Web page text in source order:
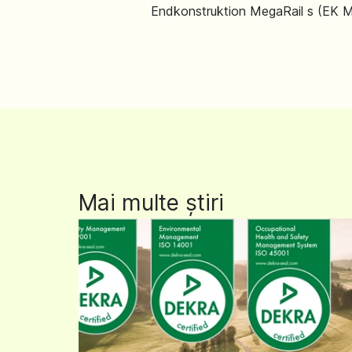
Endkonstruktion MegaRail s (EK
Mai multe știri